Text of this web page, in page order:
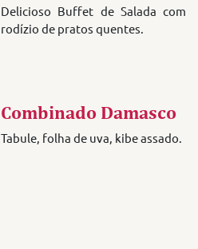
Delicioso Buffet de Salada com
rodízio de pratos quentes.
Combinado Damasco
Tabule, folha de uva, kibe assado.